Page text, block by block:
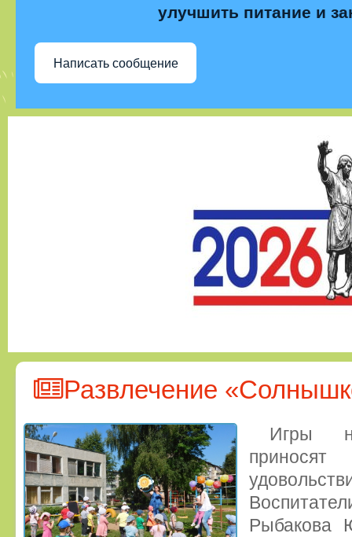
улучшить питание и
Написать сообщение
Развлечение
Игры
Рыбакова